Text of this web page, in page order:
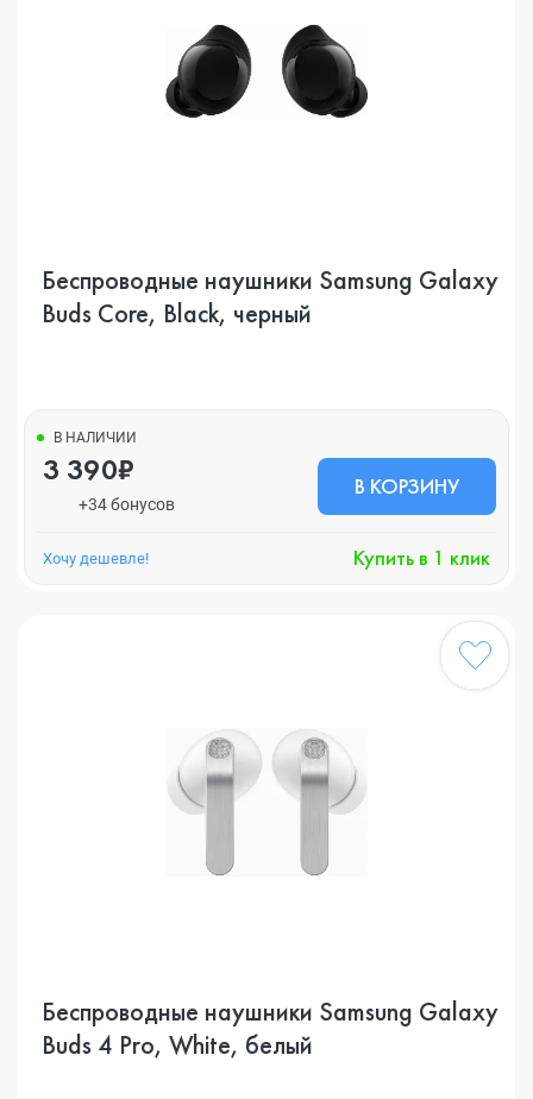
Беспроводные наушники Samsung Galaxy
Buds Core, Black, черный
В НАЛИЧИИ
3 390₽
+34 бонусов
В КОРЗИНУ
Хочу дешевле! Купить в 1 клик
Беспроводные наушники Samsung Galaxy
Buds 4 Pro, White, белый